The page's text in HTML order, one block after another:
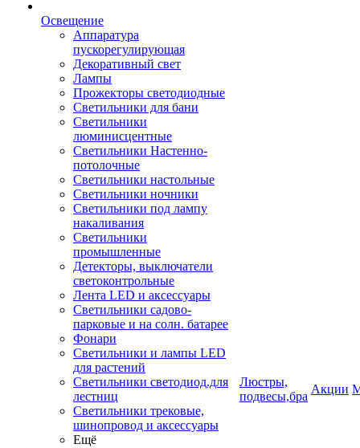
Освещение
Аппаратура
пускорегулирующая
Декоративный свет
Лампы
Прожекторы светодиодные
Светильники для бани
Светильники
люминисцентные
Светильники Настенно-
потолочные
Светильники настольные
Светильники ночники
Светильники под лампу
накаливания
Светильники
промышленные
Детекторы, выключатели
светоконтрольные
Лента LED и аксессуары
Светильники садово-
парковые и на солн. батарее
Фонари
Светильники и лампы LED
для растений
Светильники светодиод.для
лестниц
Светильники трековые,
шинопровод и аксессуары
Ещё
Люстры,
подвесы,бра
Акции